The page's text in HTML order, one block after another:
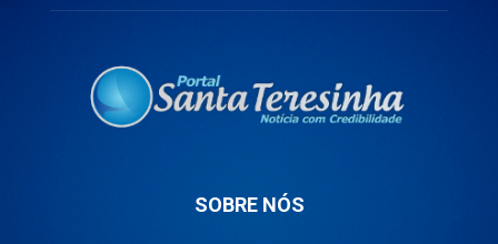
SOBRE NÓS